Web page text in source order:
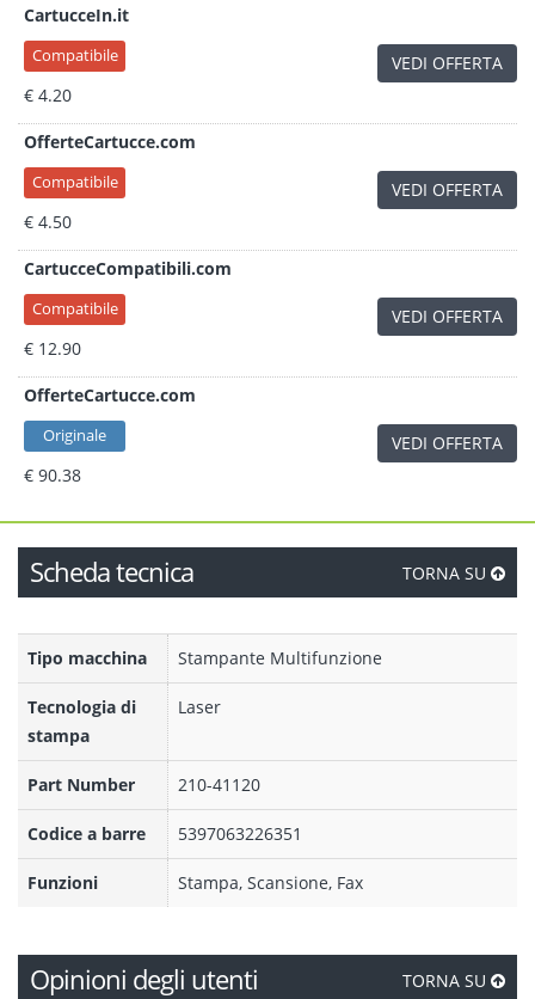
CartucceIn.it
Compatibile
€ 4.20
VEDI OFFERTA
OfferteCartucce.com
Compatibile
€ 4.50
VEDI OFFERTA
CartucceCompatibili.com
Compatibile
€ 12.90
VEDI OFFERTA
OfferteCartucce.com
Originale
€ 90.38
VEDI OFFERTA
Scheda tecnica TORNA SU
Tipo macchina Stampante Multifunzione
Tecnologia di
stampa
Laser
Part Number 210-41120
Codice a barre 5397063226351
Funzioni Stampa, Scansione, Fax
Opinioni degli utenti TORNA SU